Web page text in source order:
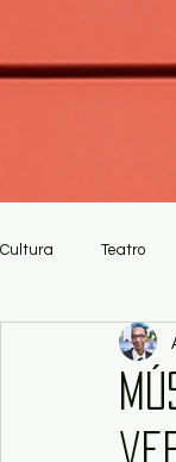
Cultura Teatro